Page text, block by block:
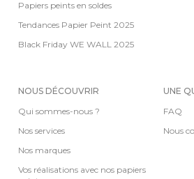
Papiers peints en soldes
Tendances Papier Peint 2025
Black Friday WE WALL 2025
NOUS DÉCOUVRIR
Qui sommes-nous ?
Nos services
Nos marques
Vos réalisations avec nos papiers
UNE
FAQ
Nous